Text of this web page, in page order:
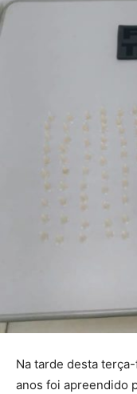
Na tarde desta
anos foi apreendido